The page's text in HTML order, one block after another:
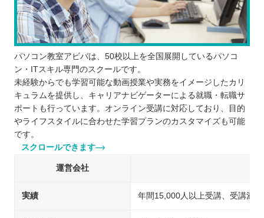
パソコン教室アビバは、50校以上を全国展開しているパソコ
ン・ITスキル専門のスクールです。
未経験からでも学習可能な動画授業や実務をイメージしたカリ
キュラムを提供し、キャリアナビゲーターによる就職・転職サ
ポートも行っています。オンライン受講に対応しており、目的
やライフスタイルに合わせた学習プランのカスタマイズも可能
です。
スクロールできます
運営会社
実績 年間15,000人以上受講、受講満